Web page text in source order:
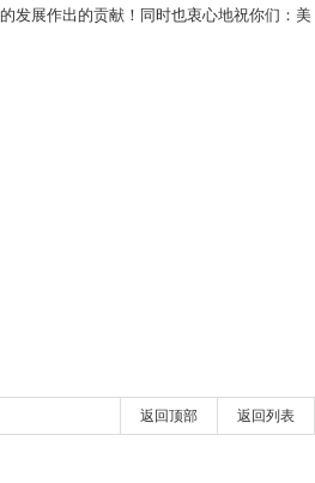
发展作出的贡献！同时也衷心地祝你们：美
返回列表
返回顶部